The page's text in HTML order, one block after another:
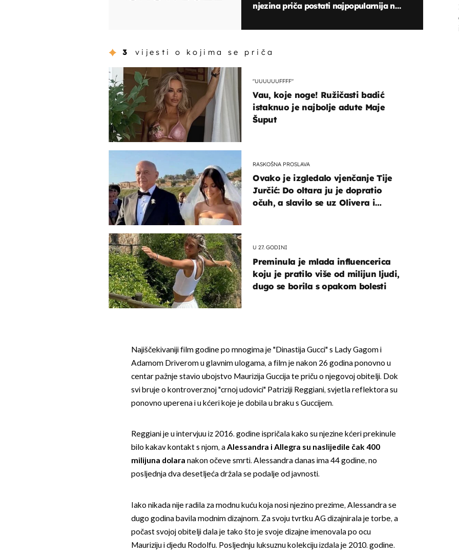
njezina priča postati najpopularnija na
3 vijesti o kojima se priča
"UUUUUUFFFF"
Vau, koje noge! Ružičasti badić
istaknuo je najbolje adute Maje
Šuput
RASKOŠNA PROSLAVA
Ovako je izgledalo vjenčanje Tije
Jurčić: Do oltara ju je dopratio
očuh, a slavilo se uz Olivera i
U 27. GODINI
Preminula je mlada influencerica
koju je pratilo više od milijun ljudi,
dugo se borila s opakom bolesti
Najiščekivaniji film godine po mnogima je "Dinastija Gucci" s Lady Gagom i
Adamom Driverom u glavnim ulogama, a film je nakon 26 godina ponovno u
centar pažnje stavio ubojstvo Maurizija Guccija te priču o njegovoj obitelji. Dok
svi bruje o kontroverznoj "crnoj udovici" Patriziji Reggiani, svjetla reflektora su
ponovno uperena i u kćeri koje je dobila u braku s Guccijem.
Reggiani je u intervjuu iz 2016. godine ispričala kako su njezine kćeri prekinule
bilo kakav kontakt s njom, aAlessandra i Allegra su naslijedile čak 400
milijuna dolara nakon očeve smrti. Alessandra danas ima 44 godine, no
posljednja dva desetljeća držala se podalje od javnosti.
Iako nikada nije radila za modnu kuću koja nosi njezino prezime, Alessandra se
dugo godina bavila modnim dizajnom. Za svoju tvrtku AG dizajnirala je torbe, a
počast svojoj obitelji dala je tako što je svoje dizajne imenovala po ocu
Mauriziju i djedu Rodolfu. Posljednju luksuznu kolekciju izdala je 2010. godine.